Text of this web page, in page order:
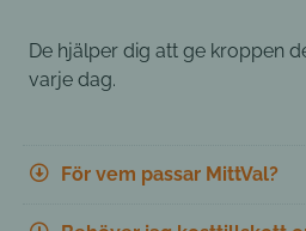
De hjälper dig att ge kroppen
varje dag.
För vem passar MittVal?